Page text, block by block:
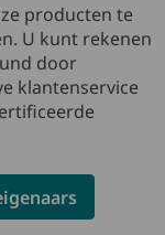
producten te
U kunt rekenen
door
klantenservice